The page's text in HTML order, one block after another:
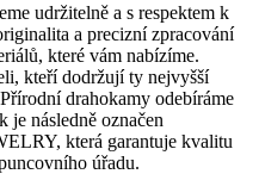
udržitelně a s respektem k
a precizní zpracování
které vám nabízíme.
kteří dodržují ty nejvyšší
drahokamy odebíráme
je následně označen
která garantuje kvalitu
úřadu.